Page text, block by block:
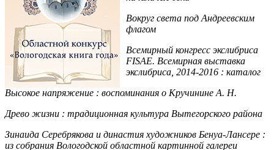
Вокруг света под Андреевским
флагом
Всемирный конгресс экслибриса
FISAE. Всемирная выставка
экслибриса, 2014-2016 : каталог
Высокое напряжение : воспоминания о Кручинине А. Н.
Древо жизни : традиционная культура Вытегорского района
Зинаида Серебрякова и династия художников Бенуа-Лансере :
из собрания Вологодской областной картинной галереи